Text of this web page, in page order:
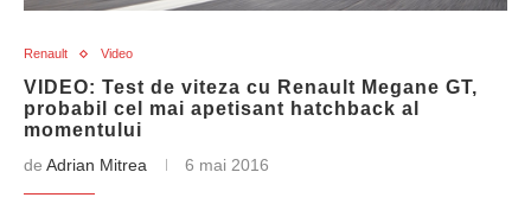
Renault Video
VIDEO: Test de viteza cu Renault Megane GT,
probabil cel mai apetisant hatchback al
momentului
de Adrian Mitrea 6 mai 2016